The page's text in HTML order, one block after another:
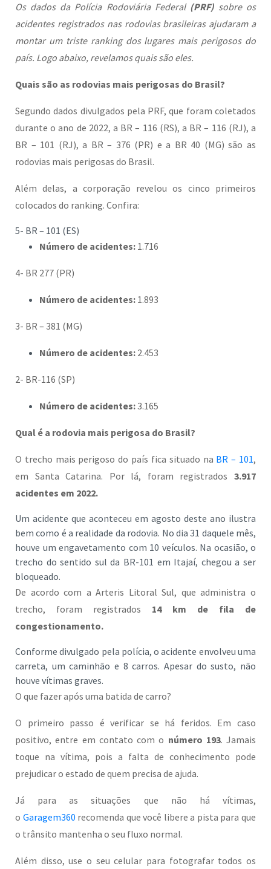
Os dados da Polícia Rodoviária Federal (PRF)sobre os
acidentes registrados nas rodovias brasileiras ajudaram a
montar um triste ranking dos lugares mais perigosos do
país. Logo abaixo, revelamos quais são eles.
Quais são as rodovias mais perigosas do Brasil?
Segundo dados divulgados pela PRF, que foram coletados
durante o ano de 2022, a BR – 116 (RS), a BR – 116 (RJ), a
BR – 101 (RJ), a BR – 376 (PR) e a BR 40 (MG) são as
rodovias mais perigosas do Brasil.
Além delas, a corporação revelou os cinco primeiros
colocados do ranking. Confira:
5- BR – 101 (ES)
Número de acidentes: 1.716
4- BR 277 (PR)
Número de acidentes: 1.893
3- BR – 381 (MG)
Número de acidentes: 2.453
2- BR-116 (SP)
Número de acidentes:3.165
Qual é a rodovia mais perigosa do Brasil?
O trecho mais perigoso do país fica situado na BR – 101,
em Santa Catarina. Por lá, foram registrados 3.917
acidentes em 2022.
Um acidente que aconteceu em agosto deste ano ilustra
bem como é a realidade da rodovia. No dia 31 daquele mês,
houve um engavetamento com 10 veículos. Na ocasião, o
trecho do sentido sul da BR-101 em Itajaí, chegou a ser
bloqueado.
De acordo com a Arteris Litoral Sul, que administra o
trecho, foram registrados 14 km de fila de
congestionamento.
Conforme divulgado pela polícia, o acidente envolveu uma
carreta, um caminhão e 8 carros. Apesar do susto, não
houve vítimas graves.
O que fazer após uma batida de carro?
O primeiro passo é verificar se há feridos. Em caso
positivo, entre em contato com o número 193. Jamais
toque na vítima, pois a falta de conhecimento pode
prejudicar o estado de quem precisa de ajuda.
Já para as situações que não há vítimas,
o Garagem360 recomenda que você libere a pista para que
o trânsito mantenha o seu fluxo normal.
Além disso, use o seu celular para fotografar todos os